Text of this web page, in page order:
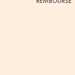
REMBOURSÉ